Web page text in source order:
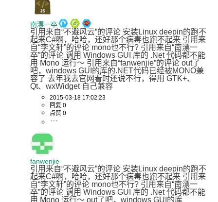
南漂一卒
引用来自“不避风云”的评论 安装Linux deepin的跑不
起来C#啊，哈哈，还好那个病毒也跑不起来 引用来
自“李文轩”的评论 mono也不行? 引用来自“南漂一
卒”的评论 调用 Windows GUI 库的 .Net 代码都不能
用 Mono 运行～ 引用来自“fanwenjie”的评论 out了
吧，windows GUI的库的.NET代码已经被MONO兼
容了 去年我去官网看时还说不行，得用 GTK+、
Qt、wxWidget 自己兼容
2015-03-18 17:02:23
回复 0
点赞 0
fanwenjie
引用来自“不避风云”的评论 安装Linux deepin的跑不
起来C#啊，哈哈，还好那个病毒也跑不起来 引用来
自“李文轩”的评论 mono也不行? 引用来自“南漂一
卒”的评论 调用 Windows GUI 库的 .Net 代码都不能
用 Mono 运行～ out了吧，windows GUI的库